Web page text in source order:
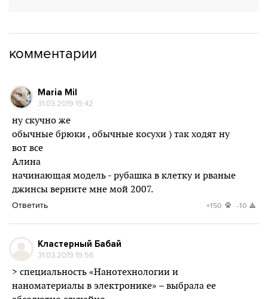
комментарии
Maria Mil
31.03.2019 19:42
ну скучно же
обычные брюки , обычные косухи ) так ходят ну
вот все
Алина
начинающая модель - рубашка в клетку и рваные
джинсы верните мне мой 2007.
Ответить +150 -10
Кластерный Бабай
31.03.2019 19:56
> специальность «Нанотехнологии и
наноматериалы в электронике» – выбрала ее